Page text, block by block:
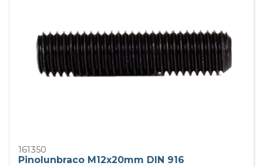
161350
Pinolunbraco M12x20mm DIN 916